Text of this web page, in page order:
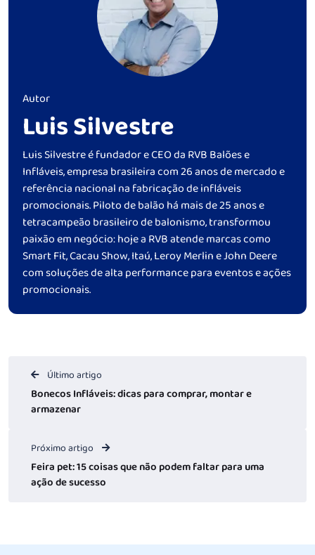
Autor
Luis Silvestre
Luis Silvestre é fundador e CEO da RVB Balões e
Infláveis, empresa brasileira com 26 anos de mercado e
referência nacional na fabricação de infláveis
promocionais. Piloto de balão há mais de 25 anos e
tetracampeão brasileiro de balonismo, transformou
paixão em negócio: hoje a RVB atende marcas como
Smart Fit, Cacau Show, Itaú, Leroy Merlin e John Deere
com soluções de alta performance para eventos e ações
promocionais.
Último artigo
Bonecos Infláveis: dicas para comprar, montar e
armazenar
Próximo artigo
Feira pet: 15 coisas que não podem faltar para uma
ação de sucesso